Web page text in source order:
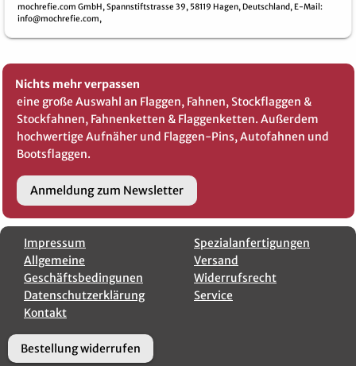
mochrefie.com GmbH, Spannstiftstrasse 39, 58119 Hagen, Deutschland, E-Mail:
info@mochrefie.com,
Nichts mehr verpassen
eine große Auswahl an Flaggen, Fahnen, Stockflaggen &
Stockfahnen, Fahnenketten & Flaggenketten. Außerdem
hochwertige Aufnäher und Flaggen-Pins, Autofahnen und
Bootsflaggen.
Anmeldung zum Newsletter
Impressum
Allgemeine
Geschäftsbedingunen
Datenschutzerklärung
Kontakt
Spezialanfertigungen
Versand
Widerrufsrecht
Service
Bestellung widerrufen